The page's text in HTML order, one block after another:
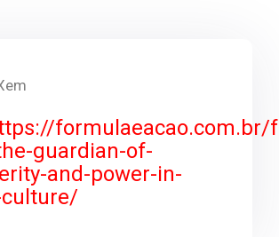
formulaeacao.com.br/
guardian-of-
and-power-in-